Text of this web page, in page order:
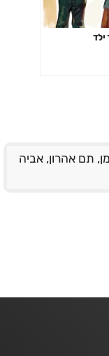
ילד
תם אהרון, אביה